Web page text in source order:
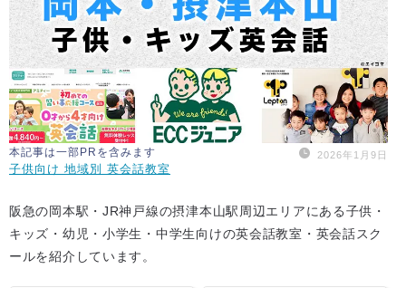
本記事は一部PRを含みます 2026年1月9日
子供向け 地域別 英会話教室
阪急の岡本駅・JR神戸線の摂津本山駅周辺エリアにある子供・
キッズ・幼児・小学生・中学生向けの英会話教室・英会話スク
ールを紹介しています。